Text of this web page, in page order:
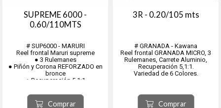
SUPREME 6000 -
0.60/110MTS
# SUP6000 - MARURI
Reel frontal Maruri supreme
● 3 Rulemanes
● Piñón y Corona REFORZADO en
bronce
● Recuperación 5,1:1
Comprar
3R - 0.20/105 mts
# GRANADA - Kawana
Reel frontal GRANADA MICRO, 3
Rulemanes, Carrete Aluminio,
Recuperación 5,1:1.
Variedad de 6 Colores.
Comprar